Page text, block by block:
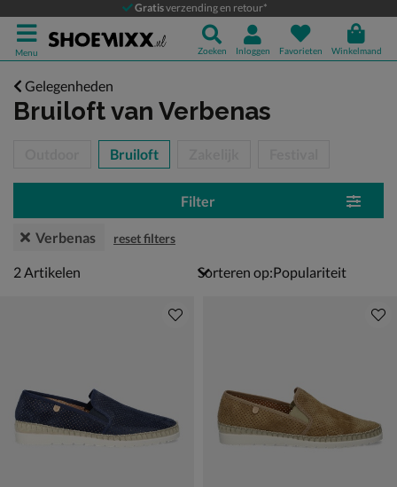
Gratisverzending en retour*
Menu Zoeken Inloggen Favorieten Winkelmand
Gelegenheden
Bruiloftvan Verbenas
Bruiloft
Filter
Verbenas reset filters
2 artikelen
2Artikelen Sorteren op: